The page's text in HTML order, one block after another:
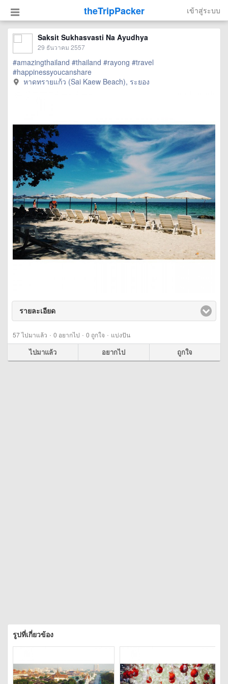
theTripPacker เข้าสู่ระบบ
Saksit Sukhasvasti Na Ayudhya
29 ธันวาคม 2557
#amazingthailand #thailand #rayong #travel
#happinessyoucanshare
หาดทรายแก้ว (Sai Kaew Beach), ระยอง
รายละเอียด
57ไปมาแล้ว · 0 อยากไป · 0 ถูกใจ · แบ่งปัน
ไปมาแล้ว อยากไป ถูกใจ
รูปที่เกี่ยวข้อง